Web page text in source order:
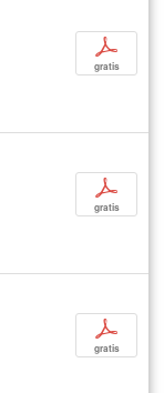
p
gratis
p
gratis
p
gratis